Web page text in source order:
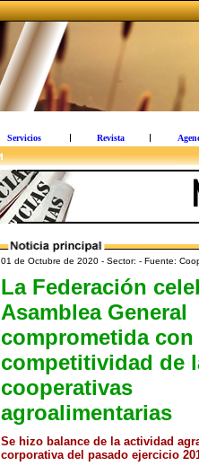
Servicios Revista
01 de Octubre de 2020 - Sector: - Fuente:
La Federación
Asamblea General
comprometida con
competitividad de
cooperativas
agroalimentarias
Se hizo balance de la actividad
corporativa del pasado ejercicio